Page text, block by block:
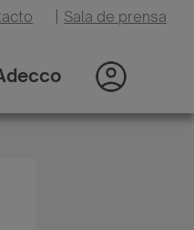
Sala de prensa